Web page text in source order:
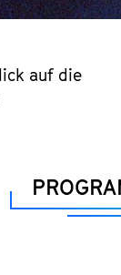
auf die